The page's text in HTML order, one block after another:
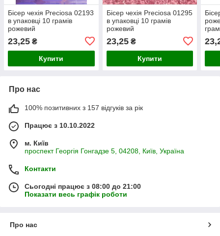
Бісер чехія Preciosa 02193
в упаковці 10 грамів
рожевий
23,25 ₴
Купити
Бісер чехія Preciosa 01295
в упаковці 10 грамів
рожевий
23,25₴
Купити
Про нас
100% позитивних з 157 відгуків за рік
Працює з 10.10.2022
м. Київ
проспект Георгія Гонгадзе 5, 04208, Київ, Україна
Контакти
Сьогодні працює з 08:00 до 21:00
Показати весь графік роботи
Про нас